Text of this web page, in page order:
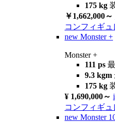
175 kg
￥1,662,000～
コンフィギ
new Monster +
Monster +
111 ps
9.3 kgm
175 kg
¥ 1,690,000～ i
コンフィギ
new Monster